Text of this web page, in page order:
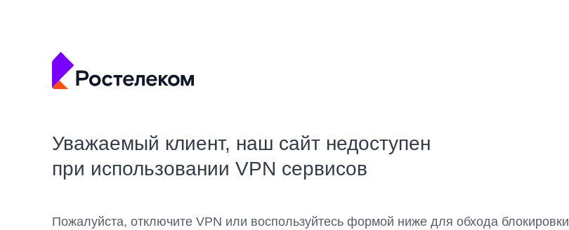
Уважаемый клиент, наш сайт недоступен
при использовании VPN сервисов
Пожалуйста, отключите VPN или воспользуйтесь формой ниже для обхода блокировки